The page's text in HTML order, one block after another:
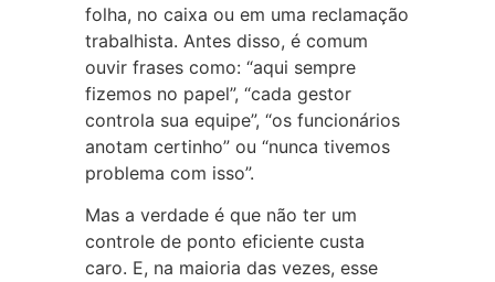
folha, no caixa ou em uma reclamação
trabalhista. Antes disso, é comum
ouvir frases como: “aqui sempre
fizemos no papel”, “cada gestor
controla sua equipe”, “os funcionários
anotam certinho” ou “nunca tivemos
problema com isso”.
Mas a verdade é que não ter um
controle de ponto eficiente custa
caro. E, na maioria das vezes, esse